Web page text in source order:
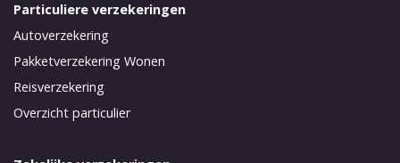
Particuliere verzekeringen
Autoverzekering
Pakketverzekering Wonen
Reisverzekering
Overzicht particulier